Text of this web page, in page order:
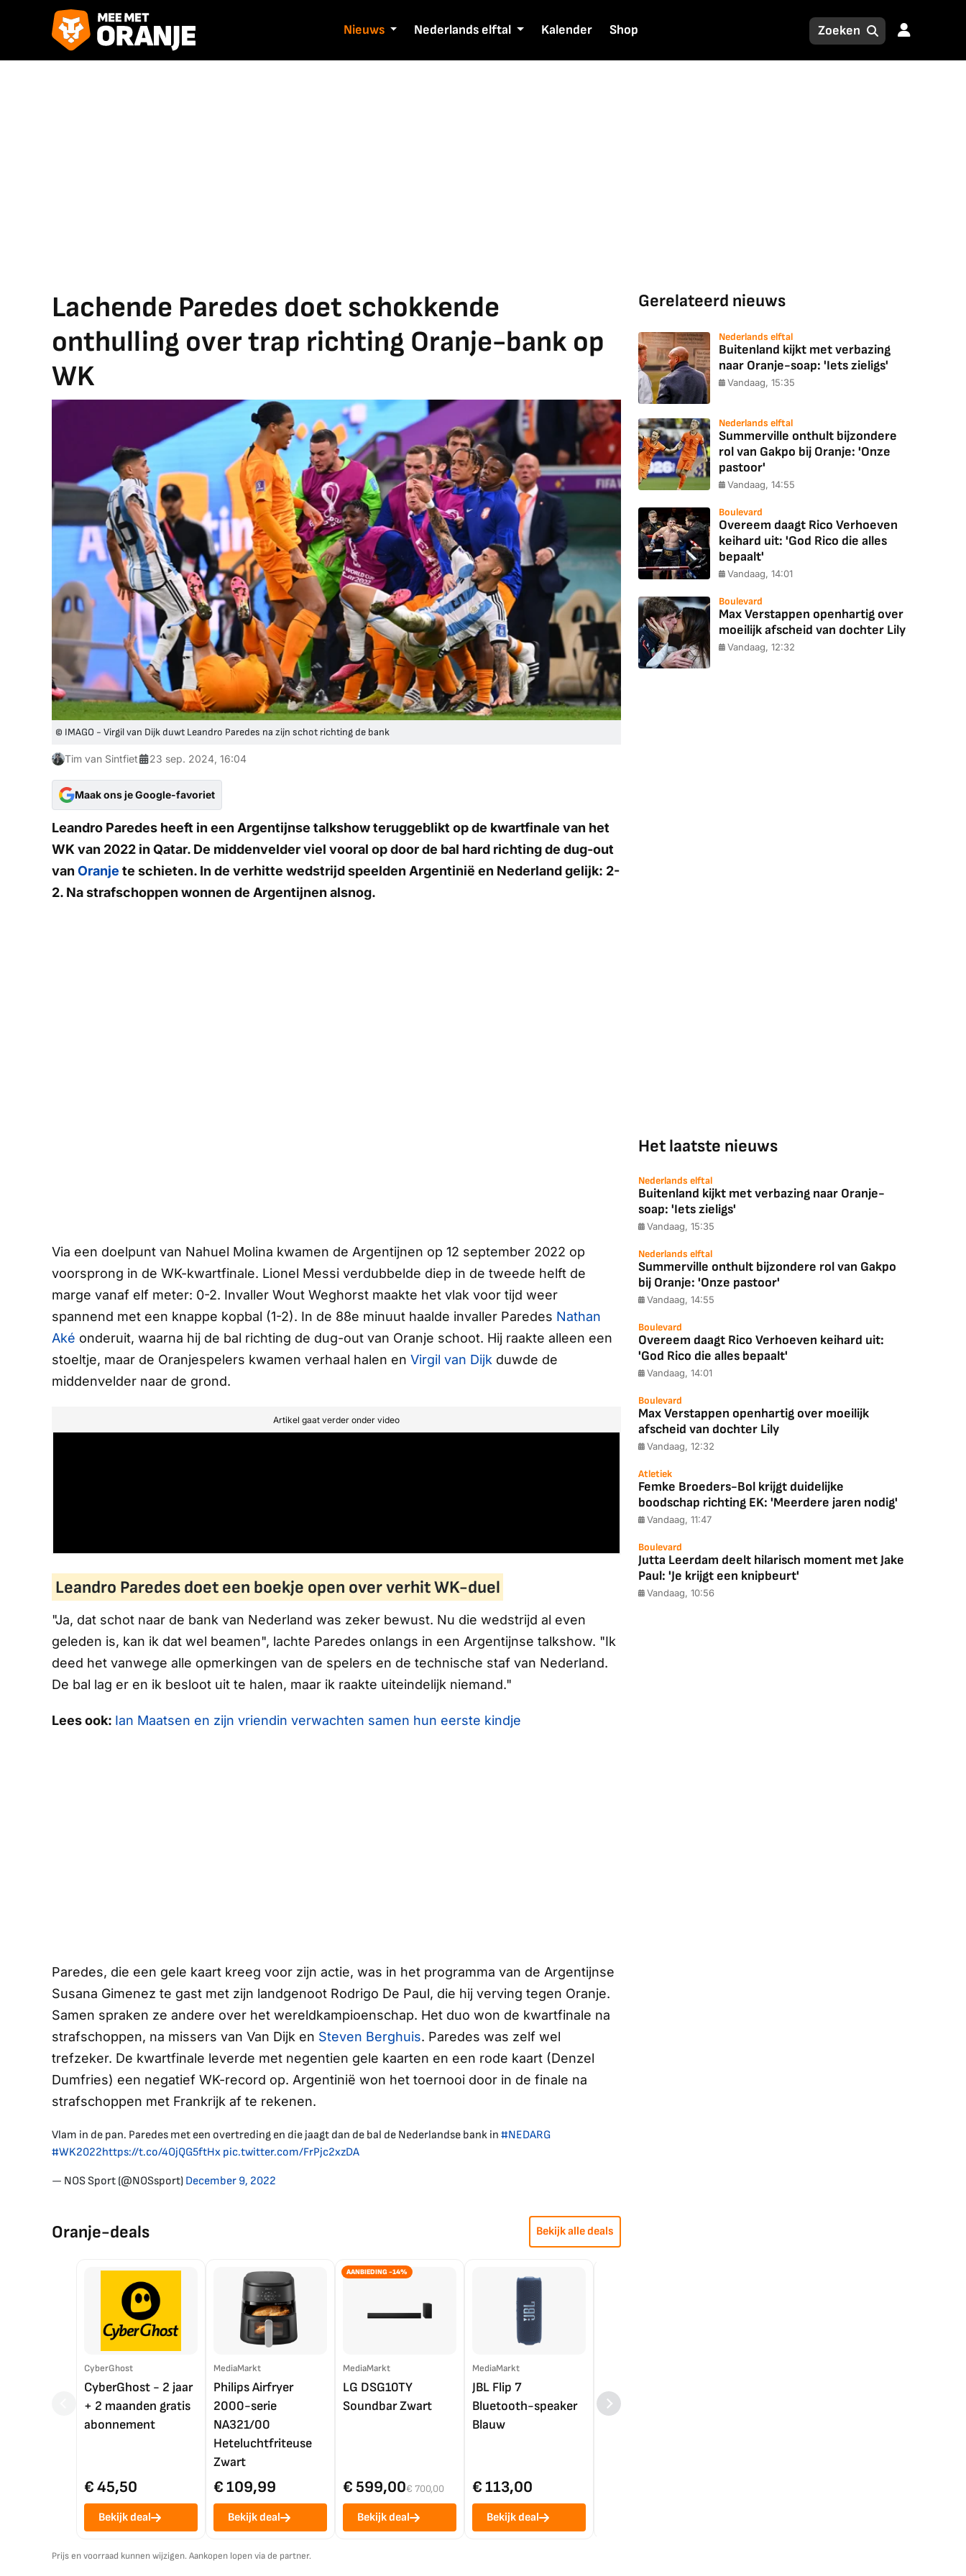
Nieuws Nederlands elftal Kalender Shop
Lachende Paredes doet schokkende
onthulling over trap richting Oranje-bank op
WK
© IMAGO - Virgil van Dijk duwt Leandro Paredes na zijn schot richting de bank
Tim van Sintfiet 23 sep. 2024, 16:04
Maak ons je Google-favoriet
Leandro Paredes heeft in een Argentijnse talkshow teruggeblikt op de kwartfinale van het
WK van 2022 in Qatar. De middenvelder viel vooral op door de bal hard richting de dug-out
van Oranje te schieten. In de verhitte wedstrijd speelden Argentinië en Nederland gelijk: 2-
2. Na strafschoppen wonnen de Argentijnen alsnog.
Via een doelpunt van Nahuel Molina kwamen de Argentijnen op 12 september 2022 op
voorsprong in de WK-kwartfinale. Lionel Messi verdubbelde diep in de tweede helft de
marge vanaf elf meter: 0-2. Invaller Wout Weghorst maakte het vlak voor tijd weer
spannend met een knappe kopbal (1-2). In de 88e minuut haalde invaller Paredes Nathan
Aké onderuit, waarna hij de bal richting de dug-out van Oranje schoot. Hij raakte alleen een
stoeltje, maar de Oranjespelers kwamen verhaal halen en Virgil van Dijk duwde de
middenvelder naar de grond.
Artikel gaat verder onder video
Leandro Paredes doet een boekje open over verhit WK-duel
"Ja, dat schot naar de bank van Nederland was zeker bewust. Nu die wedstrijd al even
geleden is, kan ik dat wel beamen", lachte Paredes onlangs in een Argentijnse talkshow. "Ik
deed het vanwege alle opmerkingen van de spelers en de technische staf van Nederland.
De bal lag er en ik besloot uit te halen, maar ik raakte uiteindelijk niemand."
Lees ook: Ian Maatsen en zijn vriendin verwachten samen hun eerste kindje
Paredes, die een gele kaart kreeg voor zijn actie, was in het programma van de Argentijnse
Susana Gimenez te gast met zijn landgenoot Rodrigo De Paul, die hij verving tegen Oranje.
Samen spraken ze andere over het wereldkampioenschap. Het duo won de kwartfinale na
strafschoppen, na missers van Van Dijk en Steven Berghuis. Paredes was zelf wel
trefzeker. De kwartfinale leverde met negentien gele kaarten en een rode kaart (Denzel
Dumfries) een negatief WK-record op. Argentinië won het toernooi door in de finale na
strafschoppen met Frankrijk af te rekenen.
Vlam in de pan. Paredes met een overtreding en die jaagt dan de bal de Nederlandse bank in #NEDARG
#WK2022https://t.co/4OjQG5ftHx pic.twitter.com/FrPjc2xzDA
— NOS Sport (@NOSsport) December 9, 2022
Oranje-deals Bekijk alle deals
CyberGhost
CyberGhost - 2 jaar
+ 2 maanden gratis
abonnement
€ 45,50
Bekijk deal
MediaMarkt
Philips Airfryer
2000-serie
NA321/00
Heteluchtfriteuse
Zwart
€ 109,99
Bekijk deal
AANBIEDING -14%
MediaMarkt
LG DSG10TY
Soundbar Zwart
€ 599,00€ 700,00
Bekijk deal
MediaMarkt
JBL Flip 7
Bluetooth-speaker
Blauw
€ 113,00
Bekijk deal
LG OLED55C56LB
4K TV (2025)
Prijs en voorraad kunnen wijzigen. Aankopen lopen via de partner.
Gerelateerd nieuws
Nederlands elftal
Buitenland kijkt met verbazing
naar Oranje-soap: 'Iets zieligs'
Vandaag, 15:35
Nederlands elftal
Summerville onthult bijzondere
rol van Gakpo bij Oranje: 'Onze
pastoor'
Vandaag, 14:55
Boulevard
Overeem daagt Rico Verhoeven
keihard uit: 'God Rico die alles
bepaalt'
Vandaag, 14:01
Boulevard
Max Verstappen openhartig over
moeilijk afscheid van dochter Lily
Vandaag, 12:32
Het laatste nieuws
Nederlands elftal
Buitenland kijkt met verbazing naar Oranje-
soap: 'Iets zieligs'
Vandaag, 15:35
Nederlands elftal
Summerville onthult bijzondere rol van Gakpo
bij Oranje: 'Onze pastoor'
Vandaag, 14:55
Boulevard
Overeem daagt Rico Verhoeven keihard uit:
'God Rico die alles bepaalt'
Vandaag, 14:01
Boulevard
Max Verstappen openhartig over moeilijk
afscheid van dochter Lily
Vandaag, 12:32
Atletiek
Femke Broeders-Bol krijgt duidelijke
boodschap richting EK: 'Meerdere jaren nodig'
Vandaag, 11:47
Boulevard
Jutta Leerdam deelt hilarisch moment met Jake
Paul: 'Je krijgt een knipbeurt'
Vandaag, 10:56